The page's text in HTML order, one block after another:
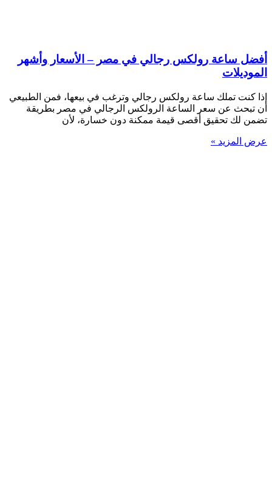
أفضل ساعة رولكس رجالي في مصر – الأسعار وأشهر
الموديلات
إذا كنت تملك ساعة رولكس رجالي وترغب في بيعها، فمن الطبيعي
أن تبحث عن سعر الساعة الرولكس الرجالي في مصر بطريقة
تضمن لك تحقيق أقصى قيمة ممكنة دون خسارة، لأن
عرض المزيد »